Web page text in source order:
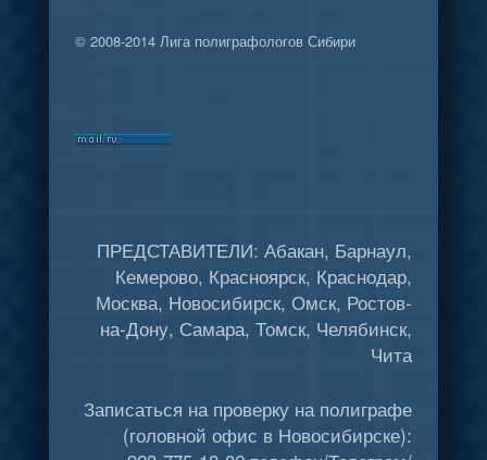
© 2008-2014 Лига полиграфологов Сибири
ПРЕДСТАВИТЕЛИ: Абакан, Барнаул,
Кемерово, Красноярск, Краснодар,
Москва, Новосибирск, Омск, Ростов-
на-Дону, Самара, Томск, Челябинск,
Чита
Записаться на проверку на полиграфе
(головной офис в Новосибирске):